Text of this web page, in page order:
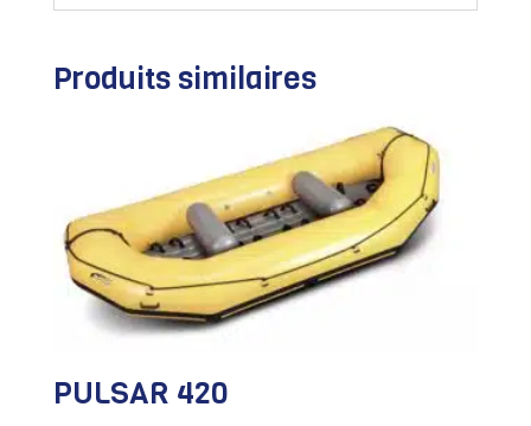
Produits similaires
PULSAR 420